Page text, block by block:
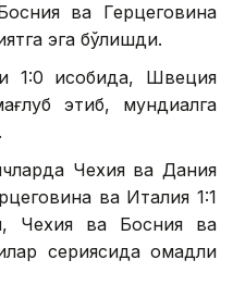
ва Герцеговина
эга бўлишди.
1:0 ҳисобида, Швеция
этиб, мундиалга
Чехия ва Дания
ва Италия 1:1
Чехия ва Босния ва
сериясида омадли